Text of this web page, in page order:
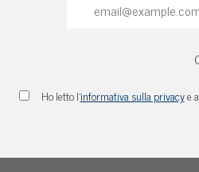
Ho letto l'informativa sulla privacye